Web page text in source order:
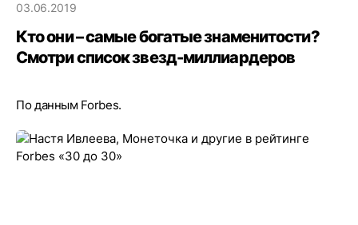
03.06.2019
Кто они – самые богатые знаменитости?
Смотри список звезд-миллиардеров
По данным Forbes.